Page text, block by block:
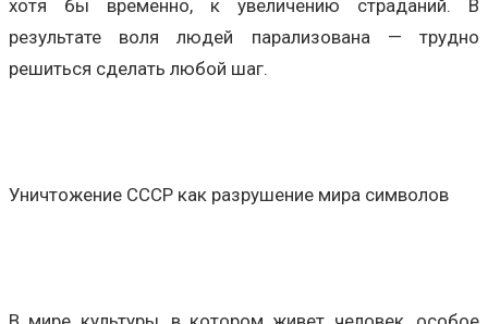
хотя бы временно, к увеличению страданий. В
результате воля людей парализована — трудно
решиться сделать любой шаг.
Уничтожение СССР как разрушение мира символов